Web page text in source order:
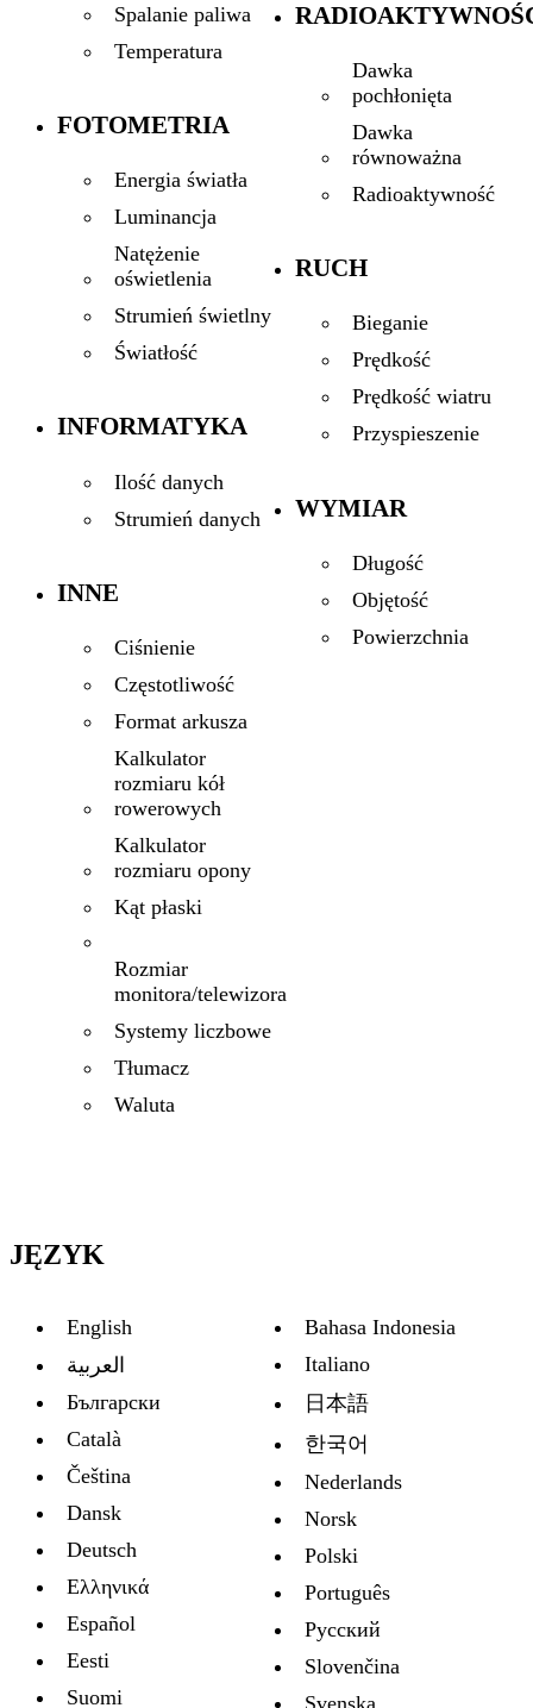
Spalanie paliwa
Temperatura
FOTOMETRIA
Energia światła
Luminancja
Natężenie
oświetlenia
Strumień świetlny
Światłość
INFORMATYKA
Ilość danych
Strumień danych
INNE
Ciśnienie
Częstotliwość
Format arkusza
Kalkulator
rozmiaru kół
rowerowych
Kalkulator
rozmiaru opony
Kąt płaski
Rozmiar
monitora/telewizora
Systemy liczbowe
Tłumacz
Waluta
Dawka
pochłonięta
Dawka
równoważna
Radioaktywność
RUCH
Bieganie
Prędkość
Prędkość wiatru
Przyspieszenie
WYMIAR
Długość
Objętość
Powierzchnia
JĘZYK
English
العربية
Български
Català
Čeština
Dansk
Deutsch
Ελληνικά
Español
Eesti
Suomi
Bahasa Indonesia
Italiano
日本語
한국어
Nederlands
Norsk
Polski
Português
Русский
Slovenčina